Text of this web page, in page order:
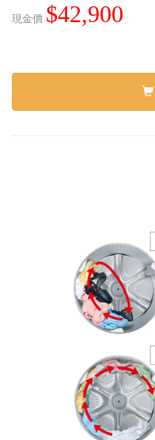
現金價 $42,900